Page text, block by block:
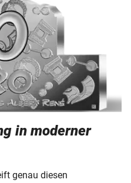
in moderner
genau diesen